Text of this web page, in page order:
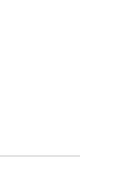
터 13일까지
. 관심과 기도